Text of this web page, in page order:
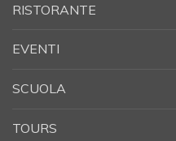
RISTORANTE
EVENTI
SCUOLA
TOURS